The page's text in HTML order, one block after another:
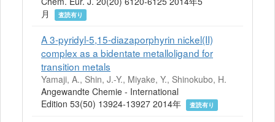
月
査読有り
A 3-pyridyl-5,15-diazaporphyrin nickel(II)
complex as a bidentate metalloligand for
transition metals
Yamaji, A., Shin, J.-Y., Miyake, Y., Shinokubo, H.
Angewandte Chemie - International
Edition 53(50) 13924-13927 2014年
査読有り